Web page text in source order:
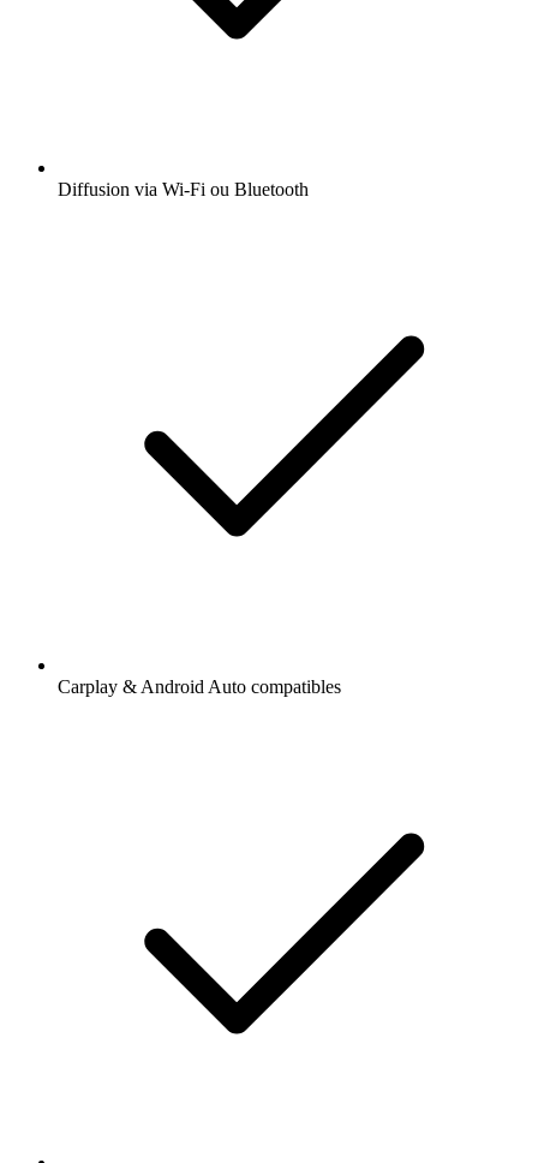
Diffusion via Wi-Fi ou Bluetooth
Carplay & Android Auto compatibles